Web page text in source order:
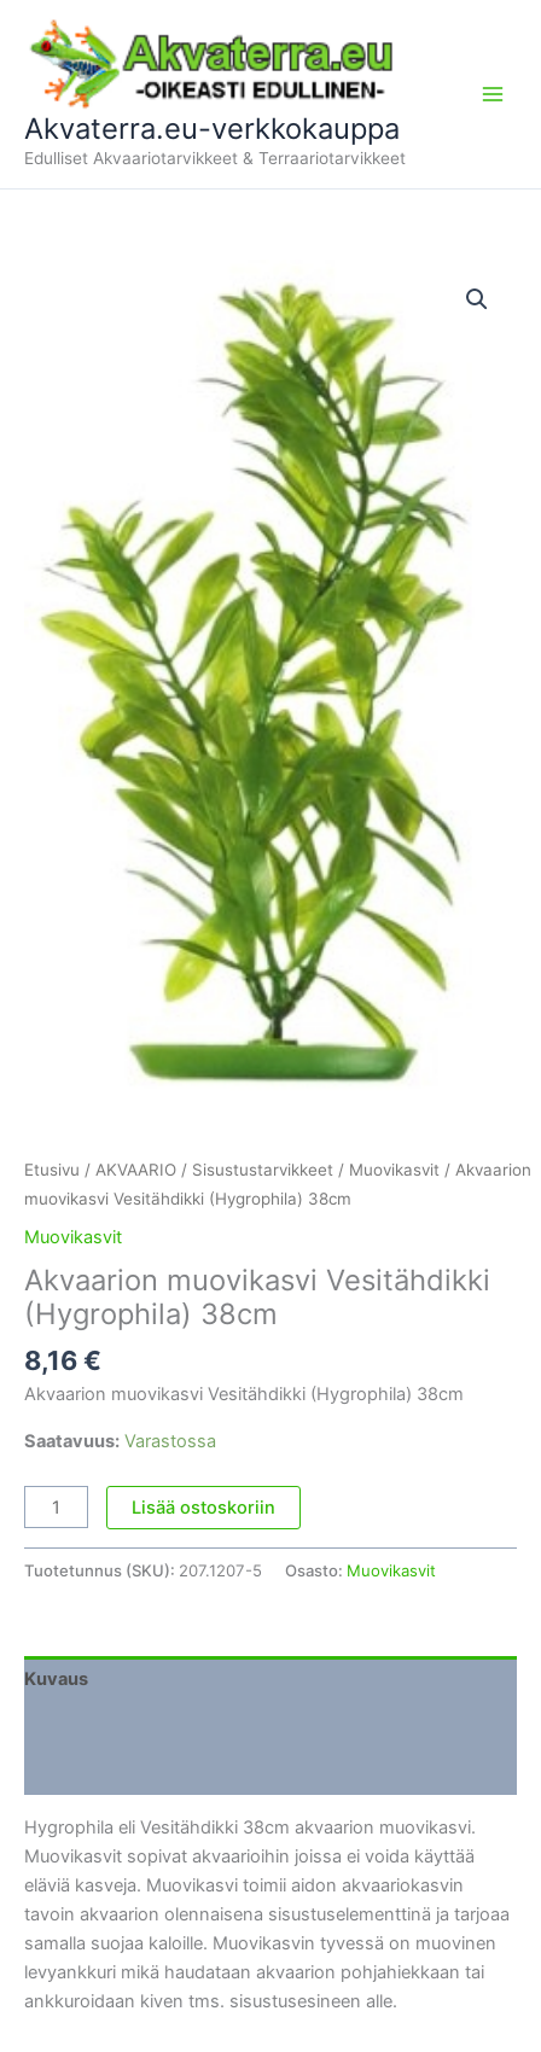
sisältöön
Akvaterra.eu-verkkokauppa
Edulliset Akvaariotarvikkeet & Terraariotarvikkeet
Etusivu / AKVAARIO / Sisustustarvikkeet / Muovikasvit / Akvaarion
muovikasvi Vesitähdikki (Hygrophila) 38cm
Muovikasvit
Akvaarion muovikasvi Vesitähdikki
(Hygrophila) 38cm
8,16€
Akvaarion muovikasvi Vesitähdikki (Hygrophila) 38cm
Saatavuus: Varastossa
Akvaarion
muovikasvi
Lisää ostoskoriin
Tuotetunnus (SKU): 207.1207-5 Osasto: Muovikasvit
Kuvaus
Hygrophila eli Vesitähdikki 38cm akvaarion muovikasvi.
Muovikasvit sopivat akvaarioihin joissa ei voida käyttää
eläviä kasveja. Muovikasvi toimii aidon akvaariokasvin
tavoin akvaarion olennaisena sisustuselementtinä ja tarjoaa
samalla suojaa kaloille. Muovikasvin tyvessä on muovinen
levyankkuri mikä haudataan akvaarion pohjahiekkaan tai
ankkuroidaan kiven tms. sisustusesineen alle.